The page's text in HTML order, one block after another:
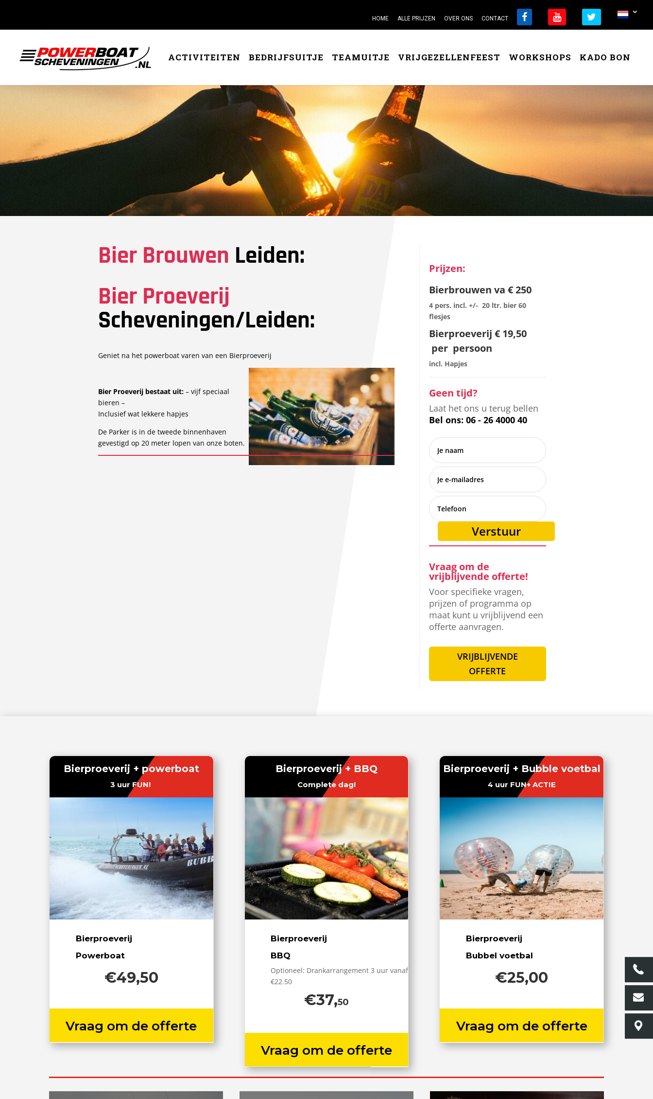
HOME ALLE PRIJZEN OVER ONS CONTACT
ACTIVITEITEN BEDRIJFSUITJE TEAMUITJE VRIJGEZELLENFEEST WORKSHOPS KADO BON
Bier Brouwen Leiden:
Bier Proeverij
Scheveningen/Leiden:
Geniet na het powerboat varen van een Bierproeverij
Bier Proeverij bestaat uit:– vijf speciaal
bieren –
Inclusief wat lekkere hapjes
De Parker is in de tweede binnenhaven
gevestigd op 20 meter lopen van onze boten.
Prijzen:
Bierbrouwen va € 250
4 pers. incl. +/- 20 ltr. bier 60
flesjes
Bierproeverij € 19,50
per persoon
incl. Hapjes
Geen tijd?
Laat het ons u terug bellen
Bel ons: 06 - 26 4000 40
Verstuur
Vraag om de
vrijblijvende offerte!
Voor specifieke vragen,
prijzen of programma op
maat kunt u vrijblijvend een
offerte aanvragen.
VRIJBLIJVENDE
OFFERTE
Bierproeverij + powerboat
3 uur FUN!
Bierproeverij
Powerboat
€49,50
Vraag om de offerte
Bierproeverij + BBQ
Complete dag!
Bierproeverij
BBQ
Optioneel: Drankarrangement 3 uur vanaf
€22.50
€37,50
Vraag om de offerte
Bierproeverij + Bubble voetbal
4 uur FUN+ ACTIE
Bierproeverij
Bubbel voetbal
€25,00
Vraag om de offerte